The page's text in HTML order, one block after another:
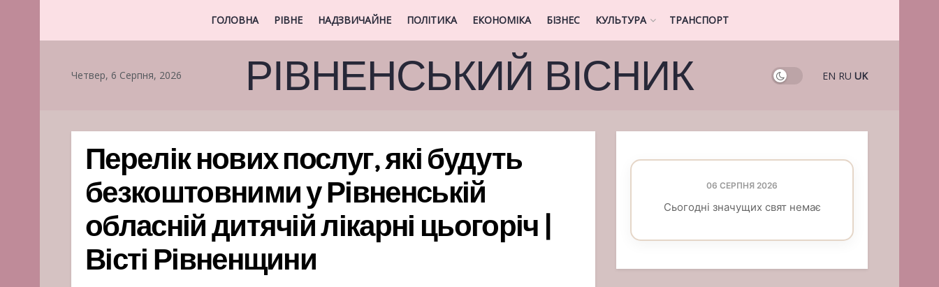
ГОЛОВНА РІВНЕ НАДЗВИЧАЙНЕ ПОЛІТИКА ЕКОНОМІКА БІЗНЕС КУЛЬТУРА ТРАНСПОРТ
Четвер, 6 Серпня, 2026 РІВНЕНСЬКИЙ ВІСНИК EN RU UK
Перелік нових послуг, які будуть
безкоштовними у Рівненській
обласній дитячій лікарні цьогоріч |
Вісті Рівненщини
06 СЕРПНЯ 2026
Сьогодні значущих свят немає